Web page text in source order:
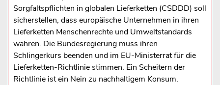
Sorgfaltspflichten in globalen Lieferketten (CSDDD) soll
sicherstellen, dass europäische Unternehmen in ihren
Lieferketten Menschenrechte und Umweltstandards
wahren. Die Bundesregierung muss ihren
Schlingerkurs beenden und im EU-Ministerrat für die
Lieferketten-Richtlinie stimmen. Ein Scheitern der
Richtlinie ist ein Nein zu nachhaltigem Konsum.